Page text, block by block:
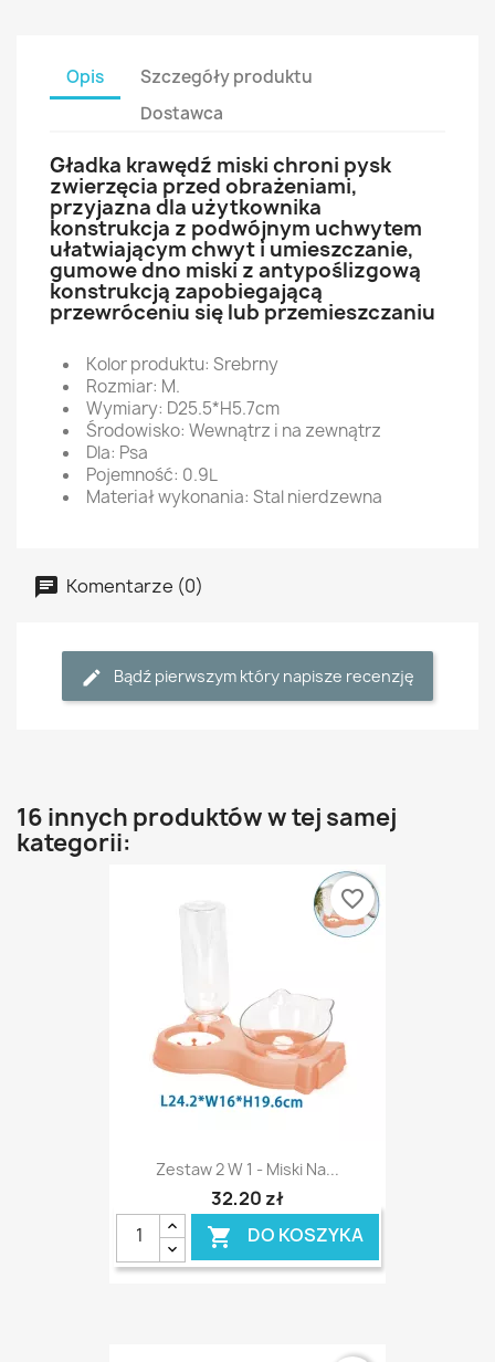
Opis
Szczegóły produktu
Dostawca
Gładka krawędź miski chroni pysk
zwierzęcia przed obrażeniami,
przyjazna dla użytkownika
konstrukcja z podwójnym uchwytem
ułatwiającym chwyt i umieszczanie,
gumowe dno miski z antypoślizgową
konstrukcją zapobiegającą
przewróceniu się lub przemieszczaniu
Kolor produktu: Srebrny
Rozmiar: M.
Wymiary: D25.5*H5.7cm
Środowisko: Wewnątrz i na zewnątrz
Dla: Psa
Pojemność: 0.9L
Materiał wykonania: Stal nierdzewna
Komentarze (0)
Bądź pierwszym który napisze recenzję
16 innych produktów w tej samej
kategorii:
Zestaw 2 W 1 - Miski Na...
32,20 zł
 DO KOSZYKA
favorite_border